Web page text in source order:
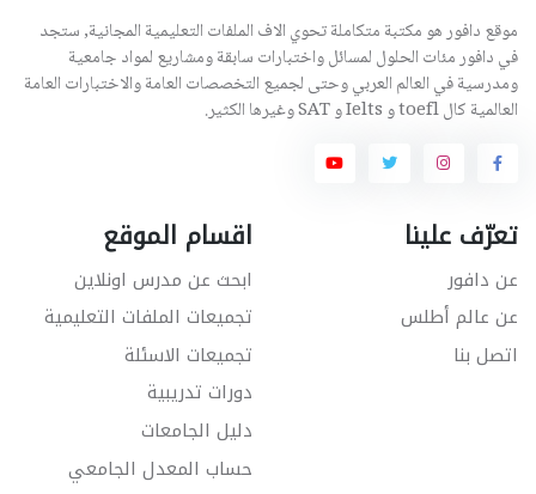
موقع دافور هو مكتبة متكاملة تحوي الاف الملفات التعليمية المجانية, ستجد
في دافور مئات الحلول لمسائل واختبارات سابقة ومشاريع لمواد جامعية
ومدرسية في العالم العربي وحتى لجميع التخصصات العامة والاختبارات العامة
العالمية كال toefl و Ielts و SAT وغيرها الكثير.
تعرّف علينا
عن دافور
عن عالم أطلس
اتصل بنا
اقسام الموقع
ابحث عن مدرس اونلاين
تجميعات الملفات التعليمية
تجميعات الاسئلة
دورات تدريبية
دليل الجامعات
حساب المعدل الجامعي